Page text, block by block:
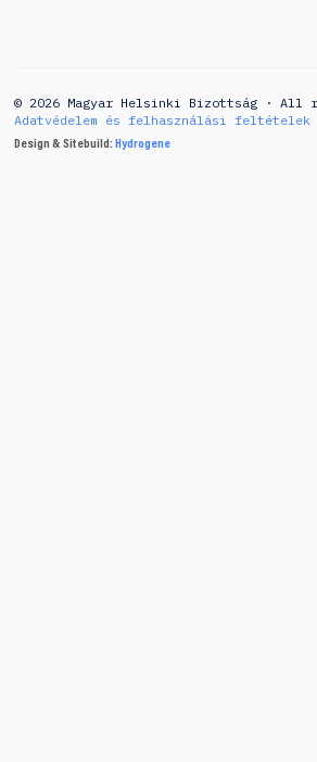
© 2026 Magyar Helsinki Bizottság · All
Adatvédelem és felhasználási feltételek
Design & Sitebuild: Hydrogene